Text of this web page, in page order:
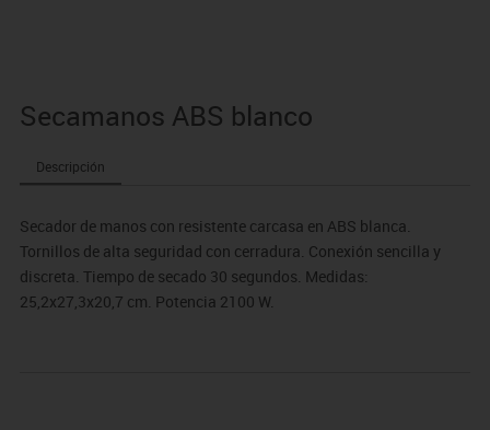
Secamanos ABS blanco
Descripción
Secador de manos con resistente carcasa en ABS blanca.
Tornillos de alta seguridad con cerradura. Conexión sencilla y
discreta. Tiempo de secado 30 segundos. Medidas:
25,2x27,3x20,7 cm. Potencia 2100 W.